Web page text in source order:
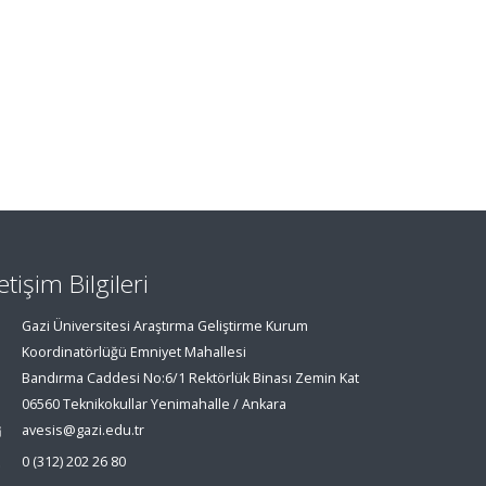
Bilgileri
Gazi Üniversitesi Araştırma Geliştirme Kurum
Koordinatörlüğü Emniyet Mahallesi
Bandırma Caddesi No:6/1 Rektörlük Binası Zemin Kat
06560 Teknikokullar Yenimahalle / Ankara
avesis@gazi.edu.tr
0 (312) 202 26 80